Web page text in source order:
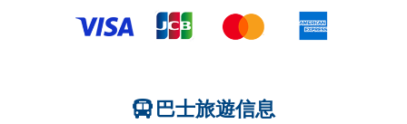
巴士旅遊信息